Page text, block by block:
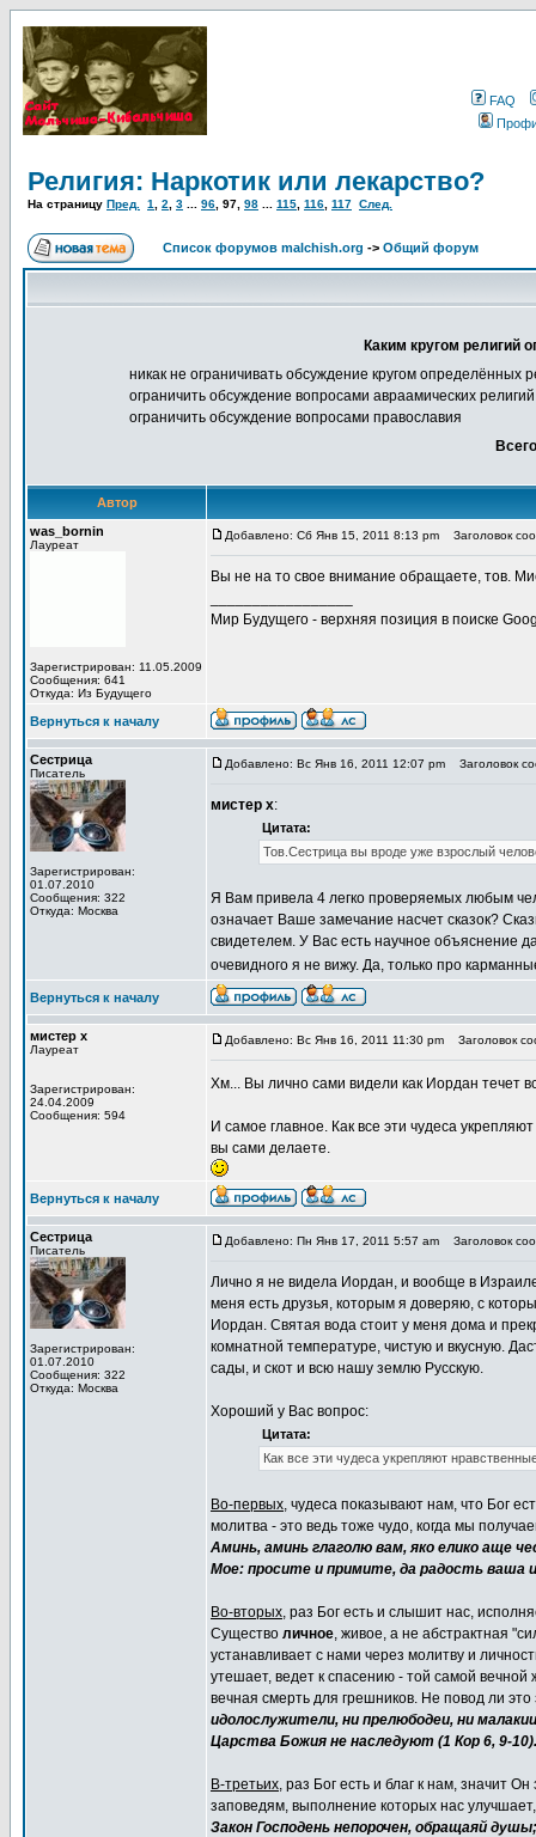
FAQ
Религия: Наркотик или лекарство?
На страницу Пред. 1 2 3 96 97 98 115 116 117 След.
Список форумов malchish.org -> Общий форум
Каким кругом религий
никак не ограничивать обсуждение кругом определённых
ограничить обсуждение вопросами авраамических
ограничить обсуждение вопросами православия
Автор
was_bornin
Лауреат
Зарегистрирован: 11.05.2009
Сообщения: 641
Откуда: Из Будущего
Добавлено: Сб Янв 15, 2011 8:13 pm Заголовок
Вы не на то свое внимание обращаете, тов.
Мир Будущего - верхняя позиция в поиске
Вернуться к началу
Сестрица
Писатель
Зарегистрирован:
01.07.2010
Сообщения: 322
Откуда: Москва
Добавлено: Вс Янв 16, 2011 12:07 pm Заголовок
мистер х:
Цитата:
Тов.Сестрица вы вроде уже взрослый
Я Вам привела 4 легко проверяемых любым
означает Ваше замечание насчет сказок?
свидетелем. У Вас есть научное объяснение
очевидного я не вижу. Да, только про
Вернуться к началу
мистер х
Лауреат
Зарегистрирован:
24.04.2009
Сообщения: 594
Добавлено: Вс Янв 16, 2011 11:30 pm Заголовок
Хм... Вы лично сами видели как Иордан течет
И самое главное. Как все эти чудеса
вы сами делаете.
Вернуться к началу
Сестрица
Писатель
Зарегистрирован:
01.07.2010
Сообщения: 322
Откуда: Москва
Добавлено: Пн Янв 17, 2011 5:57 am Заголовок
Лично я не видела Иордан, и вообще в
меня есть друзья, которым я доверяю, с
Иордан. Святая вода стоит у меня дома и
комнатной температуре, чистую и вкусную.
сады, и скот и всю нашу землю Русскую.
Хороший у Вас вопрос:
Цитата:
Как все эти чудеса укрепляют
Во-первых, чудеса показывают нам, что Бог
молитва - это ведь тоже чудо, когда мы
Аминь, аминь глаголю вам, яко елико аще
Мое: просите и примите, да радость ваша
Во-вторых, раз Бог есть и слышит нас,
Существо личное, живое, а не абстрактная
устанавливает с нами через молитву и
утешает, ведет к спасению - той самой вечной
вечная смерть для грешников. Не повод ли
идолослужители, ни прелюбодеи, ни
Царства Божия не наследуют (1 Кор 6, 9-10).
В-третьих, раз Бог есть и благ к нам, значит
заповедям, выполнение которых нас
Закон Господень непорочен, обращаяй